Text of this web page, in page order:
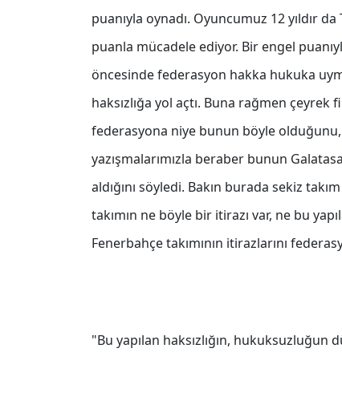
puanıyla oynadı. Oyuncumuz 12 yıldır
puanla mücadele ediyor. Bir engel
öncesinde federasyon hakka hukuka
haksızlığa yol açtı. Buna rağmen çeyrek
federasyona niye bunun böyle
yazışmalarımızla beraber bunun
aldığını söyledi. Bakın burada sekiz
takımın ne böyle bir itirazı var, ne bu
Fenerbahçe takımının itirazlarını
"Bu yapılan haksızlığın,